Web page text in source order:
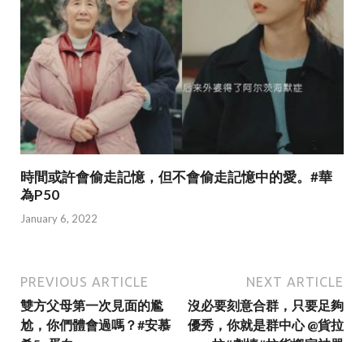
時間或許會偷走記憶，但不會偷走記憶中的愛。#華
為P50
January 6, 2022
PREVIOUS ARTICLE
雙方父母第一次見面的尷
尬，你們體會過嗎？#安慕
NEXT ARTICLE
沒必要刻意合群，只要足夠
優秀，你就是群中心 @貨拉